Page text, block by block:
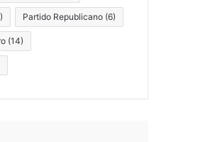
Partido Republicano (6)
(14)